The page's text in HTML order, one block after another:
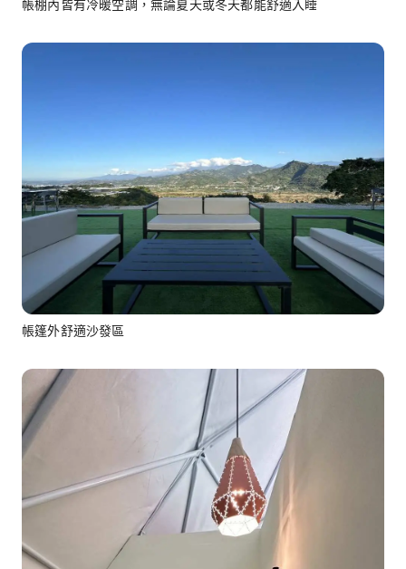
帳棚內皆有冷暖空調，無論夏天或冬天都能舒適入睡
帳篷外舒適沙發區